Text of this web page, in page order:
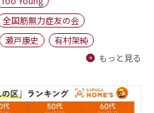
全国筋無力症友の会
瀬戸康史
有村架純
もっと見る